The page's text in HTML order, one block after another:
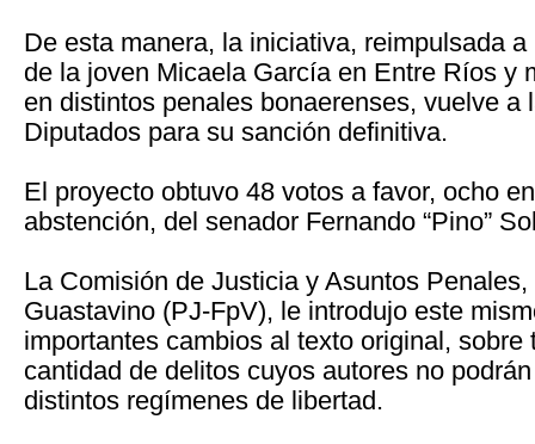
De esta manera, la iniciativa, reimpulsada
de la joven Micaela García en Entre Ríos y
en distintos penales bonaerenses, vuelve a
Diputados para su sanción definitiva.
El proyecto obtuvo 48 votos a favor, ocho
abstención, del senador Fernando “Pino”
La Comisión de Justicia y Asuntos
Guastavino (PJ-FpV), le introdujo este
importantes cambios al texto original, sobre
cantidad de delitos cuyos autores no
distintos regímenes de libertad.